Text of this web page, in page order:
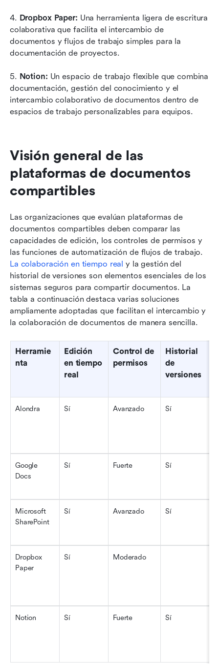
4. Dropbox Paper: Una herramienta ligera de escritura
colaborativa que facilita el intercambio de
documentos y flujos de trabajo simples para la
documentación de proyectos.
5. Notion: Un espacio de trabajo flexible que combina
documentación, gestión del conocimiento y el
intercambio colaborativo de documentos dentro de
espacios de trabajo personalizables para equipos.
Visión general de las
plataformas de documentos
compartibles
Las organizaciones que evalúan plataformas de
documentos compartibles deben comparar las
capacidades de edición, los controles de permisos y
La colaboración en tiempo real y la gestión del
historial de versiones son elementos esenciales de los
sistemas seguros para compartir documentos. La
tabla a continuación destaca varias soluciones
ampliamente adoptadas que facilitan el intercambio y
la colaboración de documentos de manera sencilla.
Herramie
nta
Edición
en tiempo
real
Control de
permisos
Historial
de
versiones
Alondra Sí Avanzado Sí
Google
Docs
Sí Fuerte Sí
Microsoft
SharePoint
Sí Avanzado Sí
Dropbox
Paper
Sí Moderado
Notion Sí Fuerte Sí